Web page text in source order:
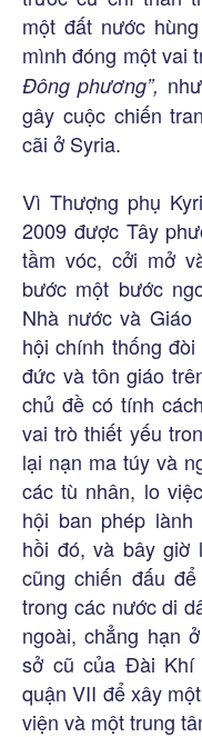
một đất nước
mình đóng một vai
Đông phương”,
gây cuộc chiến
cãi ở Syria.
Vì Thượng phụ
2009 được Tây
tầm vóc, cởi mở
bước một bước
Nhà nước và
hội chính thống
đức và tôn giáo
chủ đề có tính
vai trò thiết yếu
lại nạn ma túy và
các tù nhân, lo
hội ban phép lành
hồi đó, và bây giờ
cũng chiến đấu
trong các nước di
ngoài, chẳng hạn
sở cũ của Đài Khí
quận VII để xây
viện và một trung